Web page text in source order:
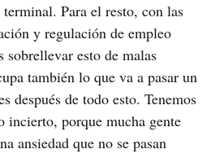
terminal. Para el resto, con las
y regulación de empleo
sobrellevar esto de malas
también lo que va a pasar un
después de todo esto. Tenemos
incierto, porque mucha gente
ansiedad que no se pasan